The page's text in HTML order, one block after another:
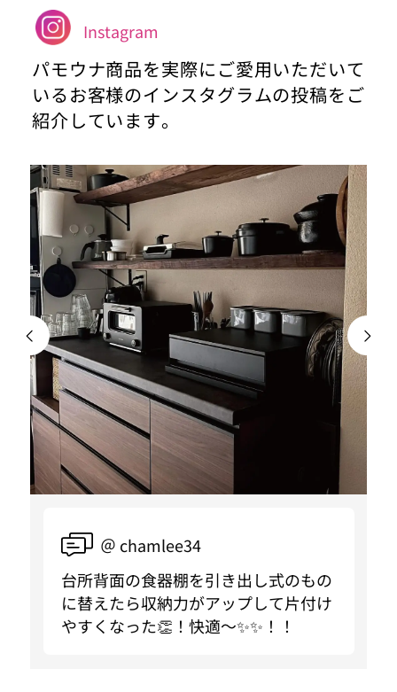
Instagram
パモウナ商品を実際にご愛用いただいて
いるお客様のインスタグラムの投稿をご
紹介しています。
＠ chamlee34
台所背面の食器棚を引き出し式のもの
に替えたら収納力がアップして片付け
やすくなった👏！快適〜✨✨！！